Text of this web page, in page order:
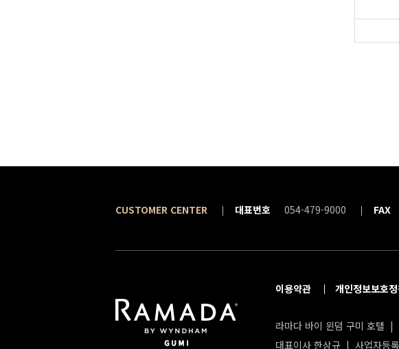
CUSTOMER CENTER 대표번호 054-479-9000 FAX
이용약관 개인정보보호
라마다 바이 윈덤 구미 호텔
대표이사 한상규 | 사업자등